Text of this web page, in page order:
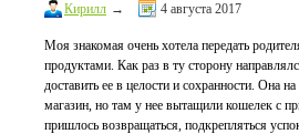
Кирилл → 4 августа 2017
Моя знакомая очень хотела передать
продуктами. Как раз в ту сторону
доставить ее в целости и сохранности. Она
магазин, но там у нее вытащили кошелек с
пришлось возвращаться, подкрепляться